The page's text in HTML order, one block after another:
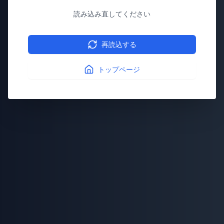
読み込み直してください
再読込する
トップページ